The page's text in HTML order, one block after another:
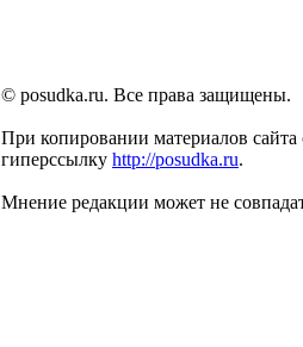
© posudka.ru. Все права защищены.
При копировании материалов сайта
гиперссылку http://posudka.ru.
Мнение редакции может не